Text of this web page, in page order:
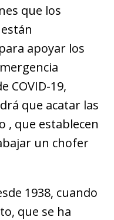
que los
apoyar los
COVID-19,
que acatar las
, que establecen
un chofer
1938, cuando
que se ha